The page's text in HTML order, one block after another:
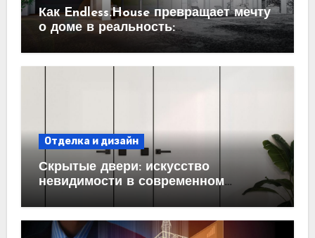
Как Endless.House превращает мечту
о доме в реальность:
проектирование под ключ
Отделка и дизайн
Скрытые двери: искусство
невидимости в современном